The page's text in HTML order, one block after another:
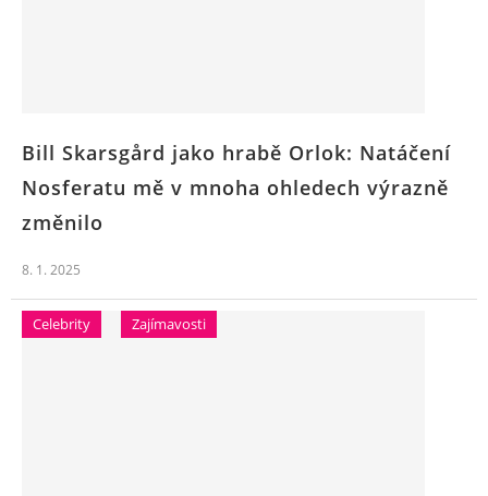
Bill Skarsgård jako hrabě Orlok: Natáčení
Nosferatu mě v mnoha ohledech výrazně
změnilo
8. 1. 2025
Celebrity Zajímavosti